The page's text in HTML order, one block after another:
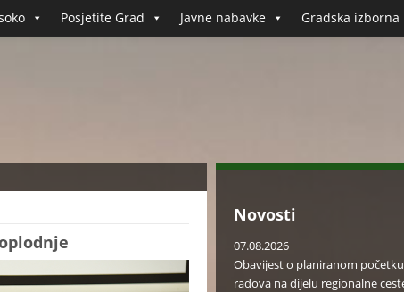
Posjetite Grad Javne nabavke Gradska izborna
Novosti
07.08.2026
Obavijest o planiranom
radova na dijelu regionalne